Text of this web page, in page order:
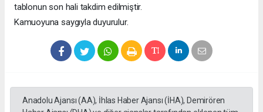
tablonun son hali takdim edilmiştir.
Kamuoyuna saygıyla duyurulur.
Anadolu Ajansı (AA), İhlas Haber Ajansı (İHA), Demirören